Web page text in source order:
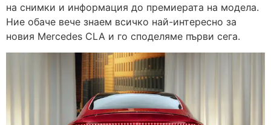
на снимки и информация до премиерата на модела.
Ние обаче вече знаем всичко най-интересно за
новия Mercedes CLA и го споделяме първи сега.